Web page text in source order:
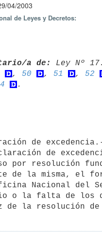
04/2003
de Leyes y Decretos:
a de: Ley Nº
, 50 , 51 , 52
por resolución
de la misma, el
Nacional del
o la falta de los